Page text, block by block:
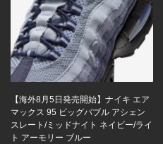
【海外8月5日発売開始】ナイキ エア
マックス 95 ビッグバブル アシェン
スレート/ミッドナイト ネイビー/ライ
ト アーモリー ブルー